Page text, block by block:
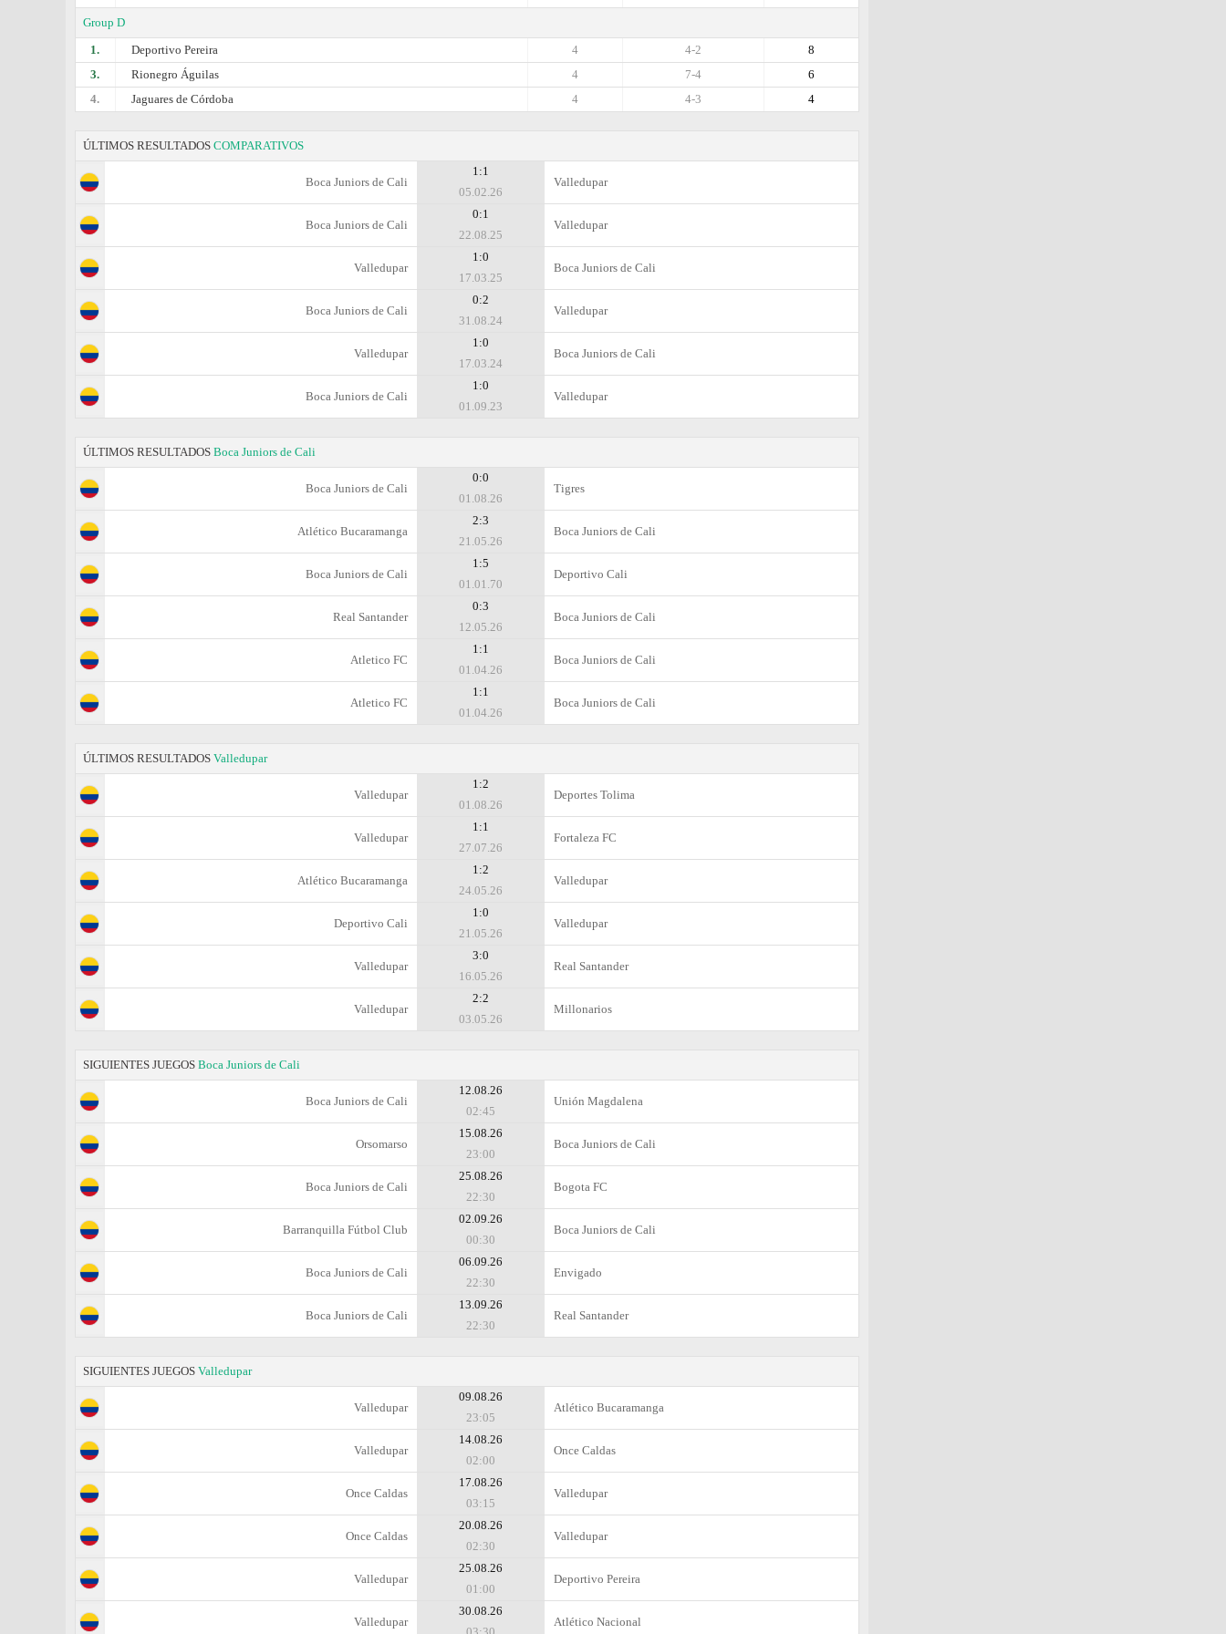
Group D
1.
Deportivo Pereira 8
4-2
4
3.
Rionegro Águilas 6
7-4
4
4.
Jaguares de Córdoba 4
4-3
4
ÚLTIMOS RESULTADOS COMPARATIVOS
Boca Juniors de Cali
1:1
05.02.26
Valledupar
Boca Juniors de Cali
0:1
22.08.25
Valledupar
Valledupar
1:0
17.03.25
Boca Juniors de Cali
Boca Juniors de Cali
0:2
31.08.24
Valledupar
Valledupar
1:0
17.03.24
Boca Juniors de Cali
Boca Juniors de Cali
1:0
01.09.23
Valledupar
ÚLTIMOS RESULTADOS Boca Juniors de Cali
Boca Juniors de Cali
0:0
01.08.26
Tigres
Atlético Bucaramanga
2:3
21.05.26
Boca Juniors de Cali
Boca Juniors de Cali
1:5
01.01.70
Deportivo Cali
Real Santander
0:3
12.05.26
Boca Juniors de Cali
Atletico FC
1:1
01.04.26
Boca Juniors de Cali
Atletico FC
1:1
01.04.26
Boca Juniors de Cali
ÚLTIMOS RESULTADOS Valledupar
Valledupar
1:2
01.08.26
Deportes Tolima
Valledupar
1:1
27.07.26
Fortaleza FC
Atlético Bucaramanga
1:2
24.05.26
Valledupar
Deportivo Cali
1:0
21.05.26
Valledupar
Valledupar
3:0
16.05.26
Real Santander
Valledupar
2:2
03.05.26
Millonarios
SIGUIENTES JUEGOS Boca Juniors de Cali
Boca Juniors de Cali
12.08.26
02:45
Unión Magdalena
Orsomarso
15.08.26
23:00
Boca Juniors de Cali
Boca Juniors de Cali
25.08.26
22:30
Bogota FC
Barranquilla Fútbol Club
02.09.26
00:30
Boca Juniors de Cali
Boca Juniors de Cali
06.09.26
22:30
Envigado
Boca Juniors de Cali
13.09.26
22:30
Real Santander
SIGUIENTES JUEGOS Valledupar
Valledupar
09.08.26
23:05
Atlético Bucaramanga
Valledupar
14.08.26
02:00
Once Caldas
Once Caldas
17.08.26
03:15
Valledupar
Once Caldas
20.08.26
02:30
Valledupar
Valledupar
25.08.26
01:00
Deportivo Pereira
Valledupar
30.08.26
Atlético Nacional